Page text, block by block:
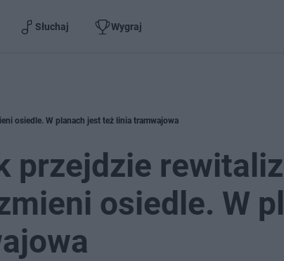
Słuchaj Wygraj
osiedle. W planach jest też linia tramwajowa
przejdzie
osiedle. W